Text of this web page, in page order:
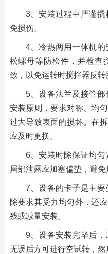
3、安装过程中严谨
免损伤。
4、冷热两用一体机
松螺母等防松件，并检查
致，以免运转时搅拌器反转
5、设备法兰及接管
安装原则，要求对称、均
过大导致表面的损坏。在
应及时更换。
6、安装时除保证均
局部泄露应加塞偏垫，避免
7、设备的卡子是主
除要求其受力均匀外，还
残或减量安装。
9、设备安装完毕后
无误后方可进行空试转，